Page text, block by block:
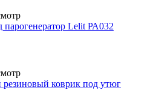
парогенератор Lelit РА032
резиновый коврик под утюг